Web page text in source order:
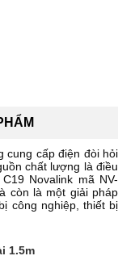
cung cấp điện đòi hỏi
chất lượng là điều
Novalink mã NV-
còn là một giải pháp
công nghiệp, thiết bị
1.5m